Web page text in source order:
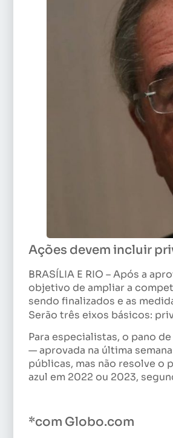
Ações devem incluir
BRASÍLIA E RIO – Após a
objetivo de ampliar a
sendo finalizados e as
Serão três eixos básicos:
Para especialistas, o pano
— aprovada na última
públicas, mas não resolve o
azul em 2022 ou 2023,
*com Globo.com